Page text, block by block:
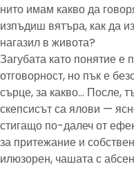
нито имам какво да
изпъдиш вятъра, как да
нагазил в живота?
Загубата като понятие
отговорност, но пък е
сърце, за какво… После,
скепсисът са ялови —
стигащо по-далеч от
за притежание и
илюзорен, чашата с